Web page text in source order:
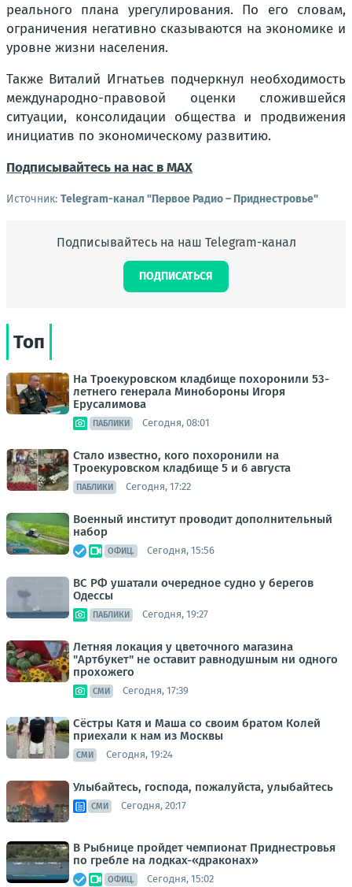
реального плана урегулирования. По его словам,
ограничения негативно сказываются на экономике и
уровне жизни населения.
Также Виталий Игнатьев подчеркнул необходимость
международно-правовой оценки сложившейся
ситуации, консолидации общества и продвижения
инициатив по экономическому развитию.
Подписывайтесь на нас в MAX
Источник: Telegram-канал "Первое Радио – Приднестровье"
Подписывайтесь на наш Telegram-канал
ПОДПИСАТЬСЯ
Топ
На Троекуровском кладбище похоронили 53-
летнего генерала Минобороны Игоря
Ерусалимова
ПАБЛИКИ Сегодня, 08:01
Стало известно, кого похоронили на
Троекуровском кладбище 5 и 6 августа
ПАБЛИКИ Сегодня, 17:22
Военный институт проводит дополнительный
набор
ОФИЦ. Сегодня, 15:56
ВС РФ ушатали очередное судно у берегов
Одессы
ПАБЛИКИ Сегодня, 19:27
Летняя локация у цветочного магазина
"Артбукет" не оставит равнодушным ни одного
прохожего
СМИ Сегодня, 17:39
Сёстры Катя и Маша со своим братом Колей
приехали к нам из Москвы
СМИ Сегодня, 19:24
Улыбайтесь, господа, пожалуйста, улыбайтесь
СМИ Сегодня, 20:17
В Рыбнице пройдет чемпионат Приднестровья
по гребле на лодках-«драконах»
ОФИЦ. Сегодня, 15:02